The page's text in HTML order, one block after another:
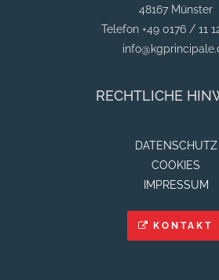
48167 Münster
Telefon +49 0176 / 11
RECHTLICHE
DATENSCHUTZ
COOKIES
IMPRESSUM
KONTAKT